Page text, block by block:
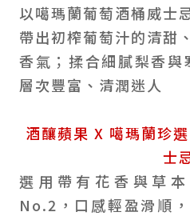
以噶瑪蘭葡萄酒桶威士
帶出初榨葡萄汁的清甜
香氣；揉合細膩梨香與
層次豐富、清潤迷人
酒釀蘋果 X 噶瑪蘭珍
士
選用帶有花香與草
No.2，口感輕盈滑順